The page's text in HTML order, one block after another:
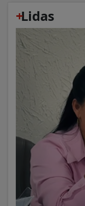
+
Lidas